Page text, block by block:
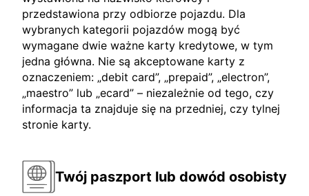
przedstawiona przy odbiorze pojazdu. Dla
wybranych kategorii pojazdów mogą być
wymagane dwie ważne karty kredytowe, w tym
jedna główna. Nie są akceptowane karty z
oznaczeniem: „debit card”, „prepaid”, „electron”,
„maestro” lub „ecard” – niezależnie od tego, czy
informacja ta znajduje się na przedniej, czy tylnej
stronie karty.
Twój paszport lub dowód osobisty